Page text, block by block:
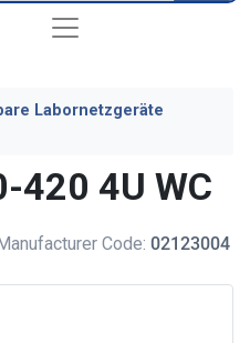
Labornetzgeräte
420 4U WC
Manufacturer Code: 02123004